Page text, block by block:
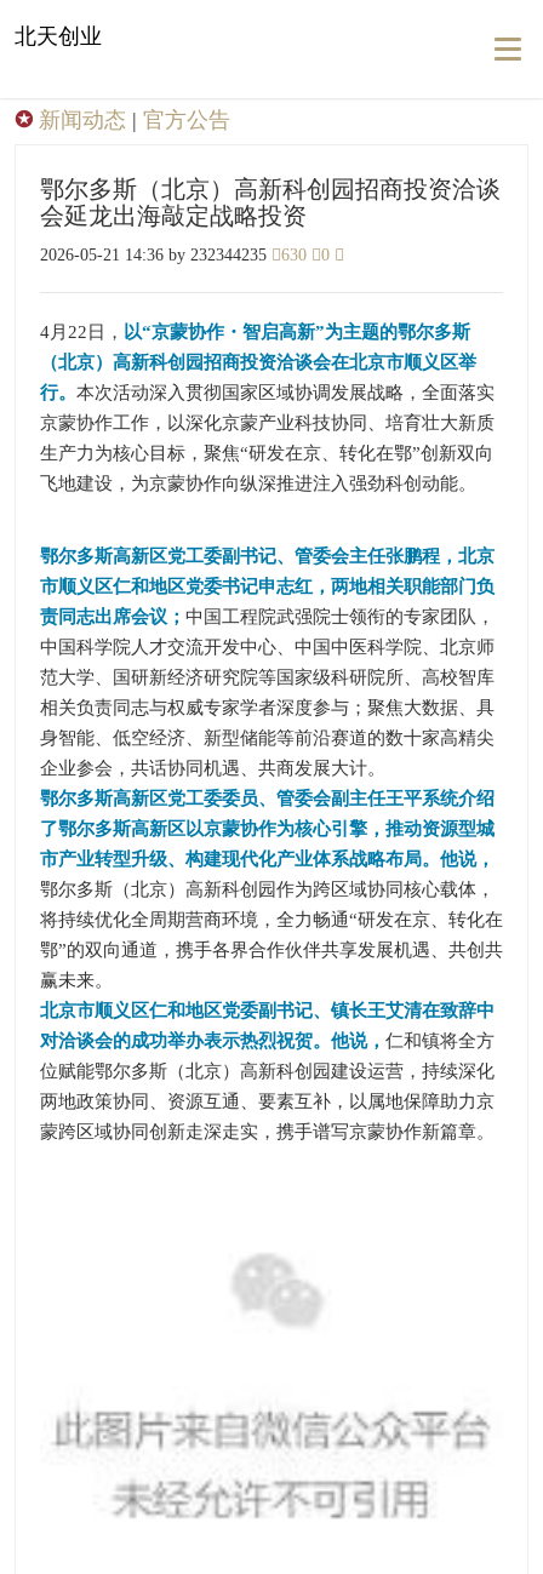
北天创业
✪ 新闻动态 | 官方公告
鄂尔多斯（北京）高新科创园招商投资洽谈
会延龙出海敲定战略投资
2026-05-21 14:36 by 232344235 630 0
4月22日， 以“京蒙协作・智启高新”为主题的鄂尔多斯
（北京）高新科创园招商投资洽谈会在北京市顺义区举
行。 本次活动深入贯彻国家区域协调发展战略，全面落实
京蒙协作工作，以深化京蒙产业科技协同、培育壮大新质
生产力为核心目标，聚焦“研发在京、转化在鄂”创新双向
飞地建设，为京蒙协作向纵深推进注入强劲科创动能。
鄂尔多斯高新区党工委副书记、管委会主任张鹏程，北京
市顺义区仁和地区党委书记申志红，两地相关职能部门负
责同志出席会议； 中国工程院武强院士领衔的专家团队，
中国科学院人才交流开发中心、中国中医科学院、北京师
范大学、国研新经济研究院等国家级科研院所、高校智库
相关负责同志与权威专家学者深度参与；聚焦大数据、具
身智能、低空经济、新型储能等前沿赛道的数十家高精尖
企业参会，共话协同机遇、共商发展大计。
鄂尔多斯高新区党工委委员、管委会副主任王平系统介绍
了鄂尔多斯高新区以京蒙协作为核心引擎，推动资源型城
市产业转型升级、构建现代化产业体系战略布局。他说，
鄂尔多斯（北京）高新科创园作为跨区域协同核心载体，
将持续优化全周期营商环境，全力畅通“研发在京、转化在
鄂”的双向通道，携手各界合作伙伴共享发展机遇、共创共
赢未来。
北京市顺义区仁和地区党委副书记、镇长王艾清在致辞中
对洽谈会的成功举办表示热烈祝贺。他说， 仁和镇将全方
位赋能鄂尔多斯（北京）高新科创园建设运营，持续深化
两地政策协同、资源互通、要素互补，以属地保障助力京
蒙跨区域协同创新走深走实，携手谱写京蒙协作新篇章。